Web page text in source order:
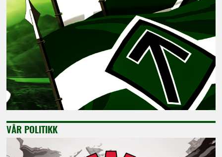
VÅR POLITIKK